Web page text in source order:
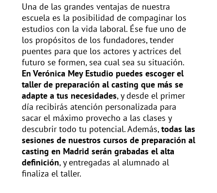
Una de las grandes ventajas de nuestra
escuela es la posibilidad de compaginar los
estudios con la vida laboral. Ése fue uno de
los propósitos de los fundadores, tender
puentes para que los actores y actrices del
futuro se formen, sea cual sea su situación.
En Verónica Mey Estudio puedes escoger el
taller de preparación al casting que más se
adapte a tus necesidades, y desde el primer
día recibirás atención personalizada para
sacar el máximo provecho a las clases y
descubrir todo tu potencial. Además, todas las
sesiones de nuestros cursos de preparación al
casting en Madrid serán grabadas el alta
definición, y entregadas al alumnado al
finaliza el taller.